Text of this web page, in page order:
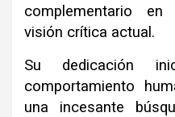
complementario
visión crítica actual.
Su dedicación
comportamiento
una incesante